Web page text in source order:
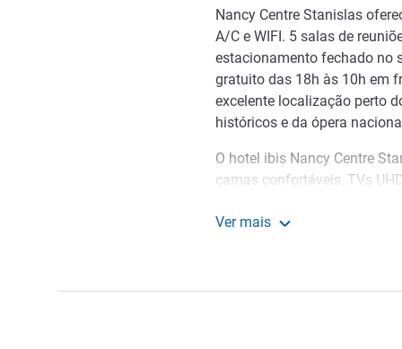
Nancy Centre Stanislas
A/C e WIFI. 5 salas de
estacionamento fechado no
gratuito das 18h às 10h em
excelente localização perto
históricos e da ópera
O hotel ibis Nancy Centre
camas confortáveis, TVs
Ver mais